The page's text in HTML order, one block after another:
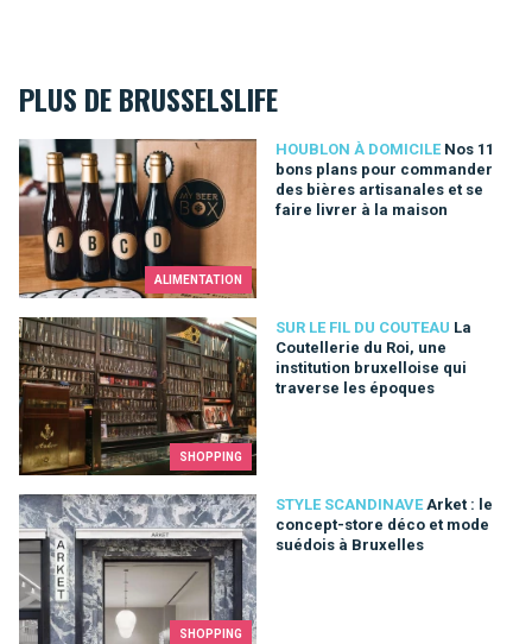
PLUS DE BRUSSELSLIFE
ALIMENTATION
HOUBLON À DOMICILE Nos 11
bons plans pour commander
des bières artisanales et se
faire livrer à la maison
Nos 11 bons plans pour commander des bières artisanales
SHOPPING
SUR LE FIL DU COUTEAU La
Coutellerie du Roi, une
institution bruxelloise qui
traverse les époques
La Coutellerie du Roi, une institution bruxelloise qui traverse
SHOPPING
STYLE SCANDINAVE Arket : le
concept-store déco et mode
suédois à Bruxelles
Arket : le concept-store déco et mode suédois à Bruxelles